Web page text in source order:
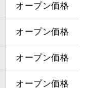
ｍｍ
オープン価格
オープン価格
オープン価格
オープン価格